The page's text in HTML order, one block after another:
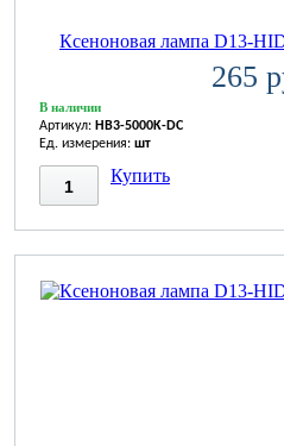
Ксеноновая лампа D13-
265
В наличии
Артикул: HB3-5000K-DC
Ед. измерения: шт
Купить